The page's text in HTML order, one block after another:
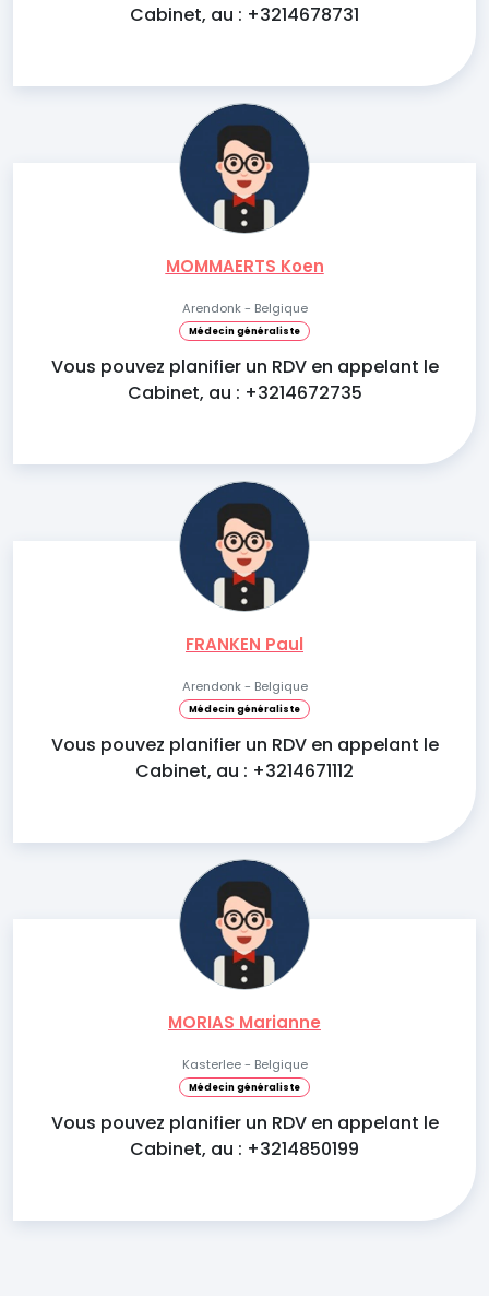
Cabinet, au : +3214678731
MOMMAERTS Koen
Arendonk - Belgique
Médecin généraliste
Vous pouvez planifier un RDV en appelant le
Cabinet, au : +3214672735
FRANKEN Paul
Arendonk - Belgique
Médecin généraliste
Vous pouvez planifier un RDV en appelant le
Cabinet, au : +3214671112
MORIAS Marianne
Kasterlee - Belgique
Médecin généraliste
Vous pouvez planifier un RDV en appelant le
Cabinet, au : +3214850199